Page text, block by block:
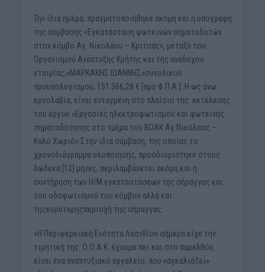
Την ίδια ημέρα, πραγματοποιήθηκε ακόμη και η υπογραφή
της σύμβασης «Εγκατάσταση φωτεινών σηματοδοτών
στον κόμβο Αγ. Νικολάου – Κριτσάς», μεταξύ του
Οργανισμού Ανάπτυξης Κρήτης και της ανάδοχου
εταιρίας,«ΜΑΡΚΑΚΗΣ ΙΩΑΝΝΗΣ»συνολικού
προϋπολογισμού, 151.366,28 € [προ Φ.Π.Α.]. Η ως άνω
εργολαβία, είναι ενταγμένη στο πλαίσιο της εκτέλεσης
του έργου «Εργασίες ηλεκτροφωτισμού και φωτεινής
σηματοδότησης στο τμήμα του ΒΟΑΚ Αγ.Νικόλαος –
Καλό Χωριό».Στην ίδια σύμβαση, της οποίας το
χρονοδιάγραμμα υλοποίησης, προσδιορίστηκε στους
δώδεκα [12] μήνες, περιλαμβάνεται ακόμη και η
συντήρηση των Η/Μ εγκαταστάσεων της σήραγγας και
του οδοφωτισμού του κόμβου αλλά και
τηςευρύτερηςπεριοχή της σήραγγας.
«Η Περιφερειακή Ενότητα Λασιθίου σήμερα είχε την
τιμητική της. Ο Ο.Α.Κ. έχουμε πει και στο παρελθόν,
είναι ένα αναπτυξιακό εργαλείο, που «αγκαλιάζει»